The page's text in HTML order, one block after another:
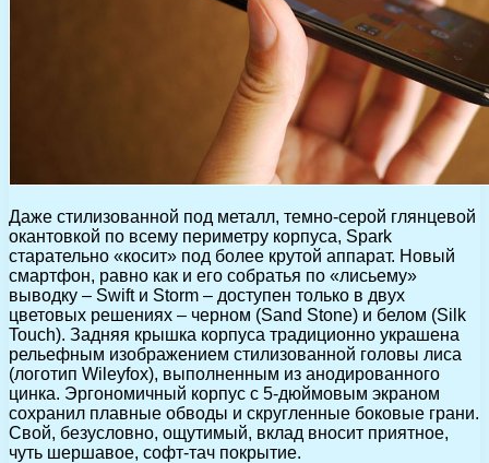
Даже стилизованной под металл, темно-серой глянцевой
окантовкой по всему периметру корпуса, Spark
старательно «косит» под более крутой аппарат. Новый
смартфон, равно как и его собратья по «лисьему»
выводку – Swift и Storm – доступен только в двух
цветовых решениях – черном (Sand Stone) и белом (Silk
Touch). Задняя крышка корпуса традиционно украшена
рельефным изображением стилизованной головы лиса
(логотип Wileyfox), выполненным из анодированного
цинка. Эргономичный корпус с 5-дюймовым экраном
сохранил плавные обводы и скругленные боковые грани.
Свой, безусловно, ощутимый, вклад вносит приятное,
чуть шершавое, софт-тач покрытие.